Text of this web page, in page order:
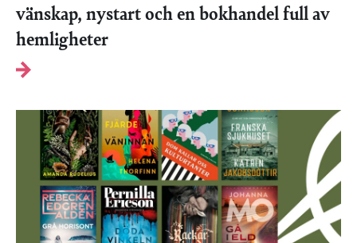
vänskap, nystart och en bokhandel full av
hemligheter